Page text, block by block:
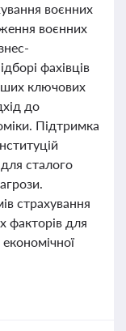
воєнних
воєнних
фахівців
ключових
до
Підтримка
сталого
страхування
факторів для